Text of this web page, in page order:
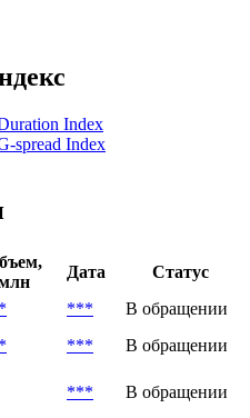
Index
spread Index
Дата
Статус
***
В обращении
***
В обращении
***
В обращении